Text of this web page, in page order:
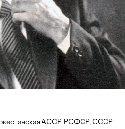
АССР, РСФСР, СССР